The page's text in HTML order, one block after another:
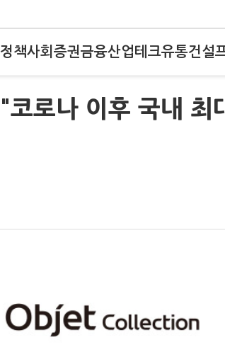
정책사회 증권금융산업테크유통건설
로나 이후 국내 최